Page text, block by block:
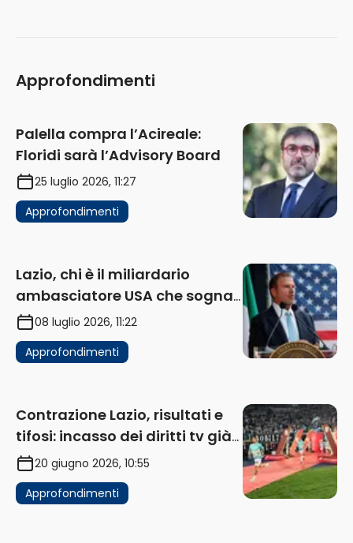
Approfondimenti
Palella compra l’Acireale:
Floridi sarà l’Advisory Board
25 luglio 2026, 11:27
Approfondimenti
Lazio, chi è il miliardario
ambasciatore USA che sogna
di acquistare un club in Italia
08 luglio 2026, 11:22
Approfondimenti
Contrazione Lazio, risultati e
tifosi: incasso dei diritti tv già
in flessione
20 giugno 2026, 10:55
Approfondimenti